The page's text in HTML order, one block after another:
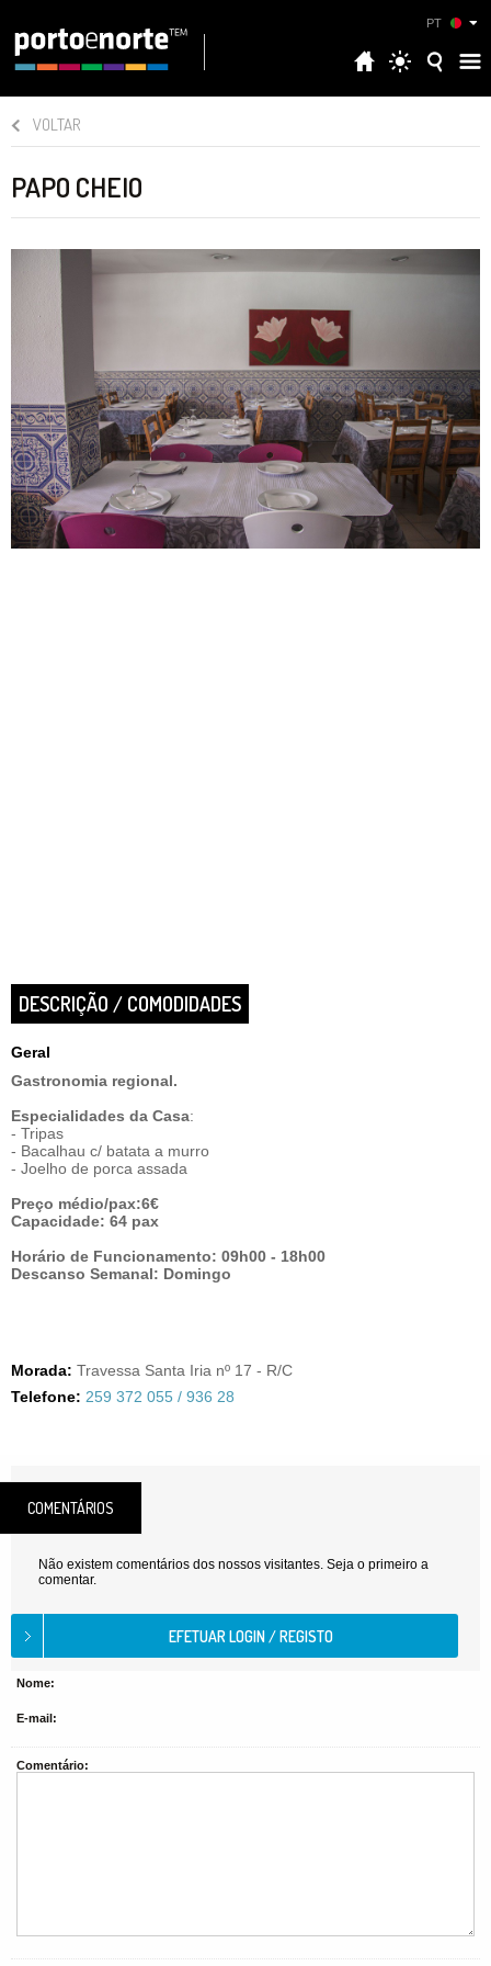
PT
VOLTAR
PAPO CHEIO
DESCRIÇÃO / COMODIDADES
Geral
Gastronomia regional.
Especialidades da Casa:
- Tripas
- Bacalhau c/ batata a murro
- Joelho de porca assada
Preço médio/pax:6€
Capacidade: 64 pax
Horário de Funcionamento: 09h00 - 18h00
Descanso Semanal: Domingo
Morada: Travessa Santa Iria nº 17 - R/C
Telefone: 259 372 055 / 936 28
COMENTÁRIOS
Não existem comentários dos nossos visitantes. Seja o primeiro a
comentar.
Nome:
E-mail:
Comentário: